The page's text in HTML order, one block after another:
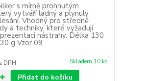
s mírně prohnutým
vytváří ladný a plynulý
Vhodný pro středně
a techniky, které vyžadují
nástrahy. Délka 130
g Vzor 09
DPH Skladem 10 ks
Přidat do košíku